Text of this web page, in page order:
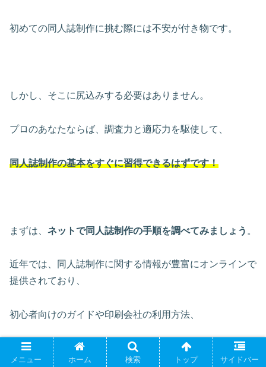
初めての同人誌制作に挑む際には不安が付き物です。
しかし、そこに尻込みする必要はありません。
プロのあなたならば、調査力と適応力を駆使して、
同人誌制作の基本をすぐに習得できるはずです！
まずは、 ネットで同人誌制作の手順を調べてみましょう 。
近年では、同人誌制作に関する情報が豊富にオンラインで
提供されており、
初心者向けのガイドや印刷会社の利用方法、
イベント参加の手順など、参考になる資料がたくさんあり
ます。
メニュー ホーム 検索 トップ サイドバー